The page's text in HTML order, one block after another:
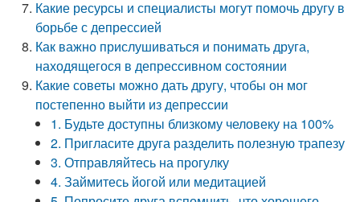
Какие ресурсы и специалисты могут помочь другу в
борьбе с депрессией
Как важно прислушиваться и понимать друга,
находящегося в депрессивном состоянии
Какие советы можно дать другу, чтобы он мог
постепенно выйти из депрессии
1. Будьте доступны близкому человеку на 100%
2. Пригласите друга разделить полезную трапезу
3. Отправляйтесь на прогулку
4. Займитесь йогой или медитацией